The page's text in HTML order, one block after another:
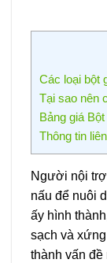
Các loại bột
Tại sao nên
Bảng giá
Thông tin
Người nội
nấu để nuôi
ấy hình
sạch và
thành vấn đề